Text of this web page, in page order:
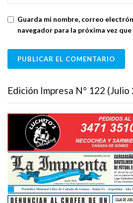
Guarda mi nombre, correo
navegador para la próxima vez
Edición Impresa N° 122 (Julio